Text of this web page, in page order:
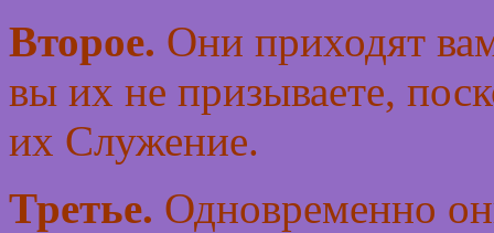
Второе. Они приходят
вы их не призываете,
их Служение.
Третье. Одновременно